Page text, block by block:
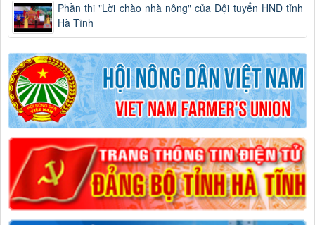
Phần thi "Lời chào nhà nông" của Đội tuyển HND tỉnh
Hà Tĩnh